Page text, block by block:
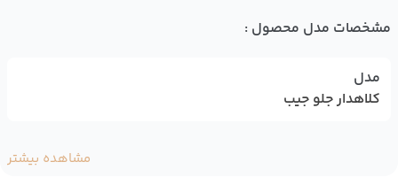
مشخصات مدل محصول :
مدل
کلاهدار جلو جیب
مشاهده بیشتر